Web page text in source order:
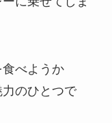
べようか
のひとつで